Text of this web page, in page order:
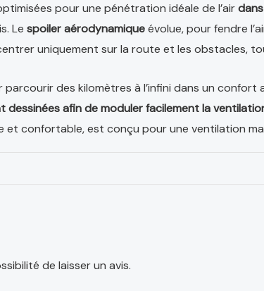
pour une pénétration idéale de l’air
Le spoiler aérodynamiqueévolue, pour fendre
uniquement sur la route et les obstacles,
des kilomètres à l’infini dans un confort
dessinées afin de moduler facilement la
et confortable, est conçu pour une ventilation
de laisser un avis.